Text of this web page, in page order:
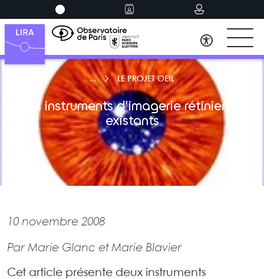
LE PROJET OEIL
Les instruments d’imagerie rétinienne
existants
10 novembre 2008
Par Marie Glanc et Marie Blavier
Cet article présente deux instruments